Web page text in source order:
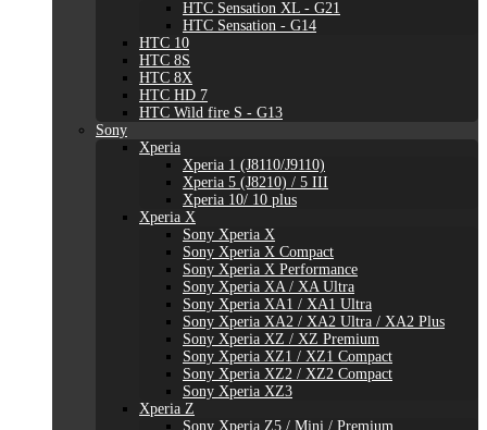
HTC Sensation XL - G21
HTC Sensation - G14
HTC 10
HTC 8S
HTC 8X
HTC HD 7
HTC Wild fire S - G13
Sony
Xperia
Xperia 1 (J8110/J9110)
Xperia 5 (J8210) / 5 III
Xperia 10/ 10 plus
Xperia X
Sony Xperia X
Sony Xperia X Compact
Sony Xperia X Performance
Sony Xperia XA / XA Ultra
Sony Xperia XA1 / XA1 Ultra
Sony Xperia XA2 / XA2 Ultra / XA2 Plus
Sony Xperia XZ / XZ Premium
Sony Xperia XZ1 / XZ1 Compact
Sony Xperia XZ2 / XZ2 Compact
Sony Xperia XZ3
Xperia Z
Sony Xperia Z5 / Mini / Premium